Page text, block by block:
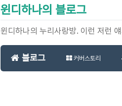
윈디하나의 블로그
윈디하나의 누리사랑방. 이런 저런 얘
블로그 커버스토리